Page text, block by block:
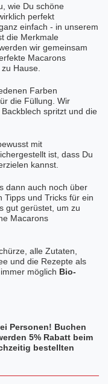
wie Du schöne
perfekt
einfach - in unserem
die Merkmale
wir gemeinsam
Macarons
Hause.
Farben
die Füllung. Wir
spritzt und die
mit
ist, dass Du
kannst.
dann auch noch über
Tipps und Tricks für ein
gut gerüstet, um zu
Macarons
alle Zutaten,
und die Rezepte als
möglich Bio-
Personen! Buchen
5% Rabatt beim
bestellten